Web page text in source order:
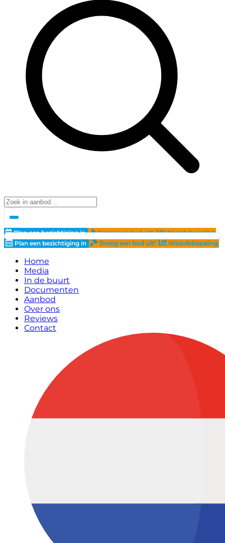
Plan een bezichtiging in Breng een bod uit!
Waardebepaling
Plan een bezichtiging in
Breng een bod uit! Waardebepaling
Home
Media
In de buurt
Documenten
Aanbod
Over ons
Reviews
Contact